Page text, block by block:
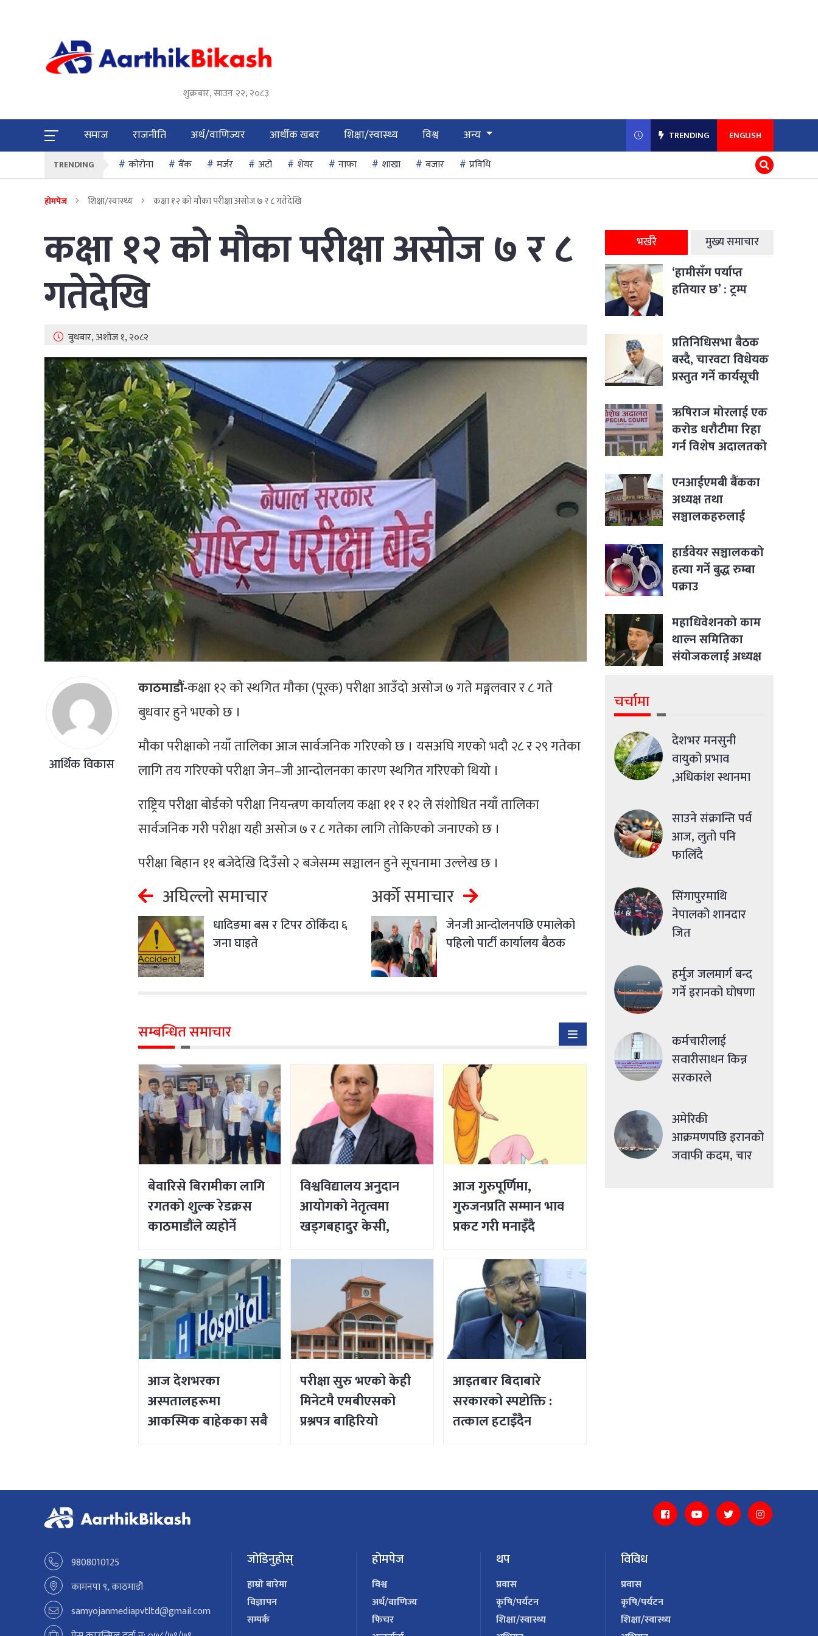
शुक्रबार, साउन २२, २०८३
समाज राजनीति अर्थ/वाणिज्यर आर्थीक खबर शिक्षा/स्वास्थ्य विश्व अन्य TRENDING ENGLISH
TRENDING कोरोना बैंक मर्जर अटो शेयर नाफा शाखा बजार प्रविधि
होमपेज शिक्षा/स्वास्थ्य कक्षा १२ को मौका परीक्षा असोज ७ र ८ गतेदेखि
कक्षा १२ को मौका परीक्षा असोज ७ र ८
गतेदेखि
बुधबार, अशोज १, २०८२
आर्थिक विकास
काठमाडौं-कक्षा १२ को स्थगित मौका (पूरक) परीक्षा आउँदो असोज ७ गते मङ्गलवार र ८ गते
बुधवार हुने भएको छ ।
मौका परीक्षाको नयाँ तालिका आज सार्वजनिक गरिएको छ । यसअघि गएको भदौ २८ र २९ गतेका
लागि तय गरिएको परीक्षा जेन–जी आन्दोलनका कारण स्थगित गरिएको थियो ।
राष्ट्रिय परीक्षा बोर्डको परीक्षा नियन्त्रण कार्यालय कक्षा ११ र १२ ले संशोधित नयाँ तालिका
सार्वजनिक गरी परीक्षा यही असोज ७ र ८ गतेका लागि तोकिएको जनाएको छ ।
परीक्षा बिहान ११ बजेदेखि दिउँसो २ बजेसम्म सञ्चालन हुने सूचनामा उल्लेख छ ।
अघिल्लो समाचार
धादिङमा बस र टिपर ठोकिँदा ६
जना घाइते
अर्को समाचार
जेनजी आन्दोलनपछि एमालेको
पहिलो पार्टी कार्यालय बैठक
सम्बन्धित समाचार
बेवारिसे बिरामीका लागि
रगतको शुल्क रेडक्रस
काठमाडौंले व्यहोर्ने
विश्वविद्यालय अनुदान
आयोगको नेतृत्वमा
खड्गबहादुर केसी,
आज गुरुपूर्णिमा,
गुरुजनप्रति सम्मान भाव
प्रकट गरी मनाइँदै
आज देशभरका
अस्पतालहरूमा
आकस्मिक बाहेकका सबै
परीक्षा सुरु भएको केही
मिनेटमै एमबीएसको
प्रश्नपत्र बाहिरियो
आइतबार बिदाबारे
सरकारको स्पष्टोक्ति :
तत्काल हटाइँदैन
भर्खरै मुख्य समाचार
‘हामीसँग पर्याप्त
हतियार छ’ : ट्रम्प
प्रतिनिधिसभा बैठक
बस्दै, चारवटा विधेयक
प्रस्तुत गर्ने कार्यसूची
ऋषिराज मोरलाई एक
करोड धरौटीमा रिहा
गर्न विशेष अदालतको
एनआईएमबी बैंकका
अध्यक्ष तथा
सञ्चालकहरुलाई
आदेश
हार्डवेयर सञ्चालकको
हत्या गर्ने बुद्ध रुम्बा
पक्राउ
महाधिवेशनको काम
थाल्न समितिका
संयोजकलाई अध्यक्ष
चर्चामा
देशभर मनसुनी
वायुको प्रभाव
,अधिकांश स्थानमा
साउने संक्रान्ति पर्व
आज, लुतो पनि
फालिँदै
सिंगापुरमाथि
नेपालको शानदार
जित
हर्मुज जलमार्ग बन्द
गर्ने इरानको घोषणा
कर्मचारीलाई
सवारीसाधन किन्न
सरकारले
दिने
अमेरिकी
आक्रमणपछि इरानको
जवाफी कदम, चार
9808010125
कामनपा ९, काठमाडौं
samyojanmediapvtltd@gmail.com
जोडिनुहोस्
हाम्रो बारेमा
विज्ञापन
सम्पर्क
होमपेज
विश्व
अर्थ/वाणिज्य
फिचर
थप
प्रवास
कृषि/पर्यटन
शिक्षा/स्वास्थ्य
विविध
प्रवास
कृषि/पर्यटन
शिक्षा/स्वास्थ्य